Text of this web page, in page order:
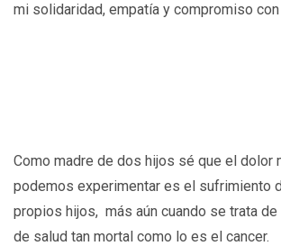
mi solidaridad, empatía y compromiso
Como madre de dos hijos sé que el dolor
podemos experimentar es el sufrimiento
propios hijos, más aún cuando se trata
de salud tan mortal como lo es el cancer.